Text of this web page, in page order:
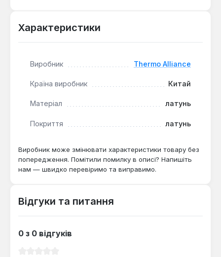
сталевими, мідними та поліпропіленовими
витримує робочий тиск до 16 бар при
стандартам для централізованого
водопостачання.
Перехідник Thermo Alliance призначений для
водопостачання, а також опалення. Виробництво
— Китай. Гарантія 1 рік, доставка по Україні.
Характеристики
Виробник Thermo Alliance
Країна виробник Китай
Матеріал латунь
Покриття латунь
Виробник може змінювати характеристики товару без
попередження. Помітили помилку в описі? Напишіть
нам — швидко перевіримо та виправимо.
Відгуки та питання
0 з 0 відгуків